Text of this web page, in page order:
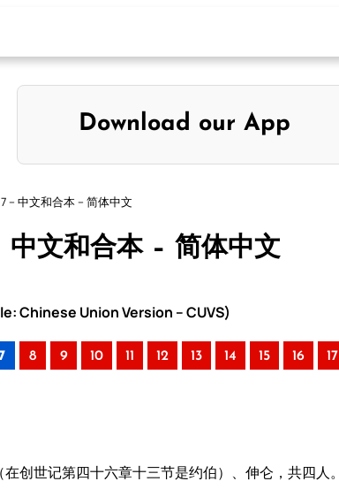
Download our App
– 中文和合本 – 简体中文
文和合本 – 简体中文
Chinese Union Version – CUVS)
8 9 10 11 12 13 14 15 16 17
创世记第四十六章十三节是约伯）、伸仑，共四人。